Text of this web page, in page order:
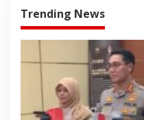
Trending News